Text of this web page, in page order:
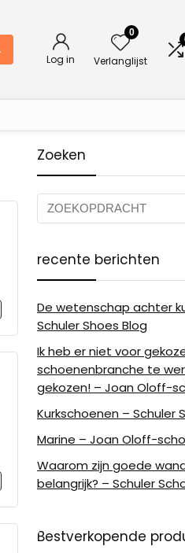
Log in
0
Verlanglijst
Zoeken
recente berichten
De wetenschap achter
Schuler Shoes Blog
Ik heb er niet voor
schoenenbranche te
gekozen! – Joan Oloff-
Kurkschoenen – Schuler
Marine – Joan Oloff-
Waarom zijn goede
belangrijk? – Schuler
Bestverkopende